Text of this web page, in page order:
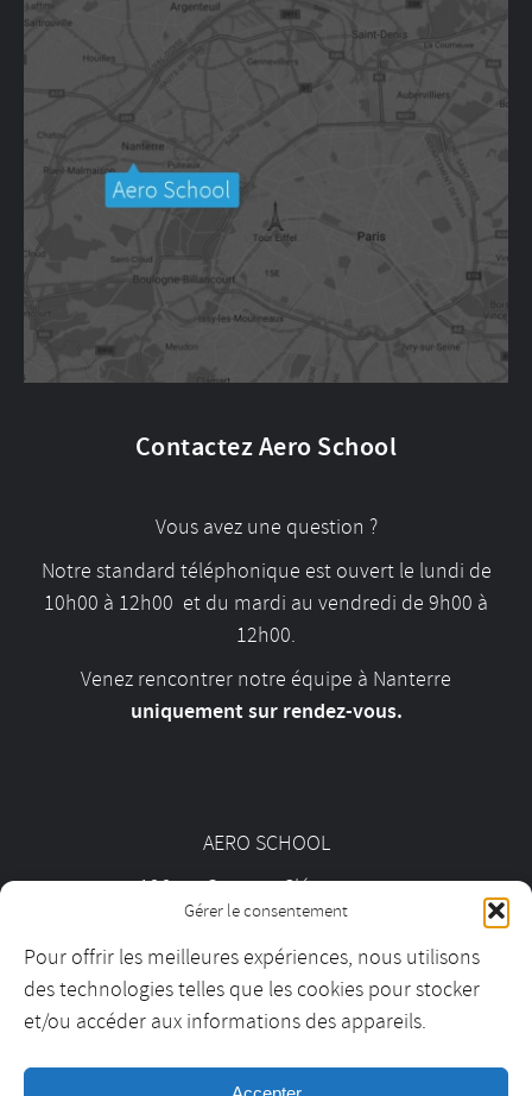
Gérer le consentement
Pour offrir les meilleures expériences, nous utilisons
des technologies telles que les cookies pour stocker
et/ou accéder aux informations des appareils.
Contactez Aero School
Vous avez une question ?
Notre standard téléphonique est ouvert le lundi de
10h00 à 12h00 et du mardi au vendredi de 9h00 à
12h00.
Venez rencontrer notre équipe à Nanterre
uniquement sur rendez-vous.
AERO SCHOOL
126 av. Georges Clémenceau
01 55 69 19 30